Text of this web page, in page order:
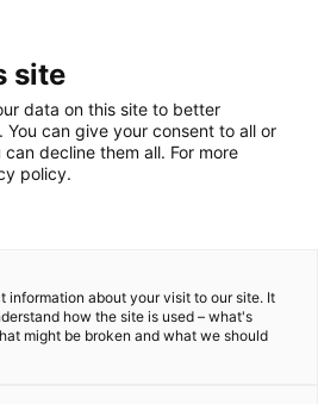
ry, Finnish
site
data on this site to better
can give your consent to all or
decline them all. For more
policy.
information about your visit to our site. It
how the site is used – what's
might be broken and what we should